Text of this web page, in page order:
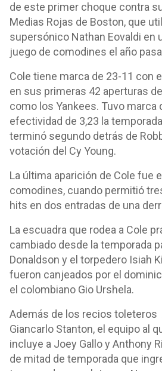
de este primer choque contra
Medias Rojas de Boston, que
supersónico Nathan Eovaldi en
juego de comodines el año
Cole tiene marca de 23-11 con
en sus primeras 42 aperturas
como los Yankees. Tuvo marca
efectividad de 3,23 la
terminó segundo detrás de
votación del Cy Young.
La última aparición de Cole fue
comodines, cuando permitió
hits en dos entradas de una
La escuadra que rodea a Cole
cambiado desde la temporada
Donaldson y el torpedero Isiah
fueron canjeados por el
el colombiano Gio Urshela.
Además de los recios toleteros
Giancarlo Stanton, el equipo al
incluye a Joey Gallo y Anthony
de mitad de temporada que